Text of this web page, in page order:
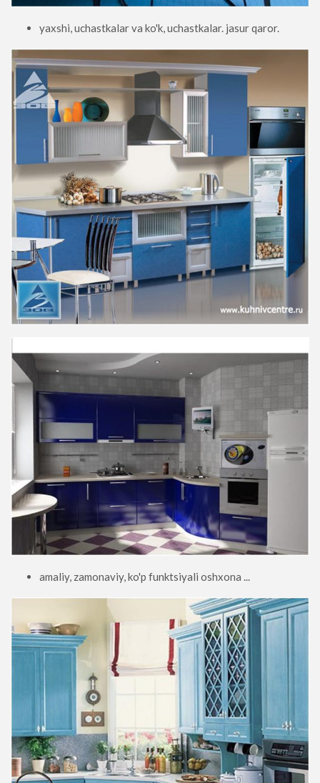
yaxshi, uchastkalar va ko'k, uchastkalar. jasur qaror.
amaliy, zamonaviy, ko'p funktsiyali oshxona ...